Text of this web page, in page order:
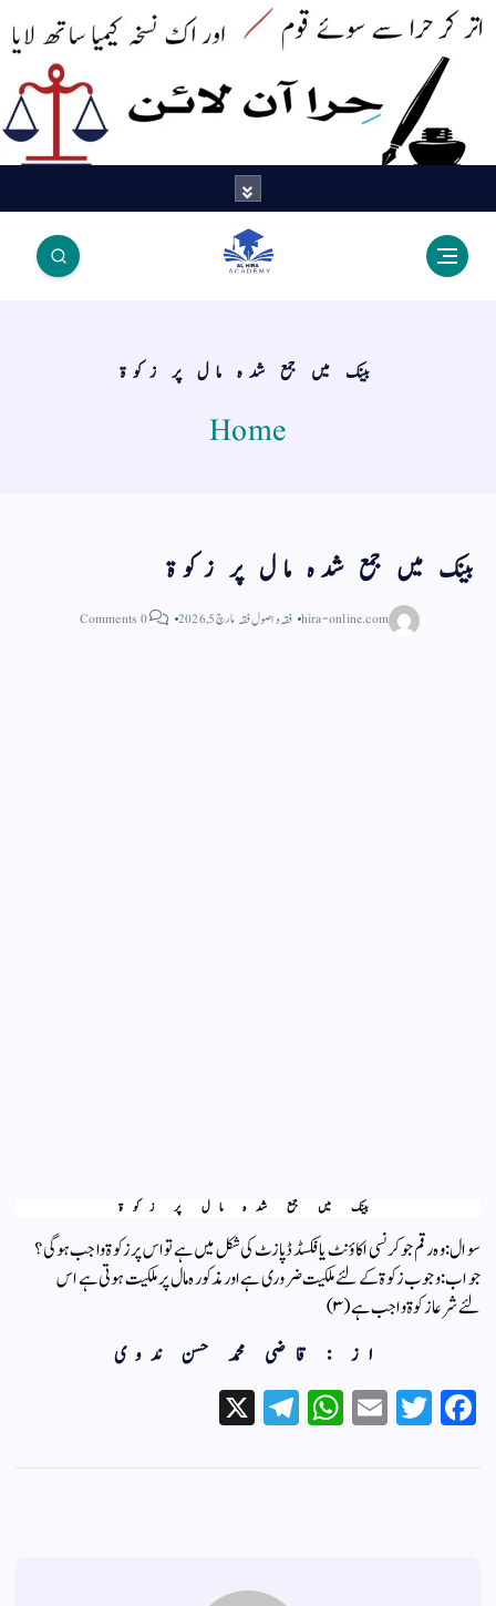
اک نسخہ کیمیا ساتھ لایا
بینک میں جمع شدہ مال پر زکوۃ
Home
بینک میں جمع شدہ مال پر زکوۃ
hira-online.com فقہ و اصول فقہمارچ 5, 2026 0 Comments
بینک میں جمع شدہ مال پر زکوۃ
سوال: وہ رقم جو کرنسی اکاؤنٹ یا فکسڈ ڈپازٹ کی شکل میں ہے تو اس پر زکوۃ واجب ہو گی ؟
جواب: وجوب زکوۃ کے لئے ملکیت ضروری ہے اور مذکورہ مال پر ملکیت ہوتی ہے اس
لئےشرعا ز کوۃ واجب ہے (۳)
از : قاضی محمد حسن ندوی
Fa
ce
T
wi
E
m
W
ha
Te
le